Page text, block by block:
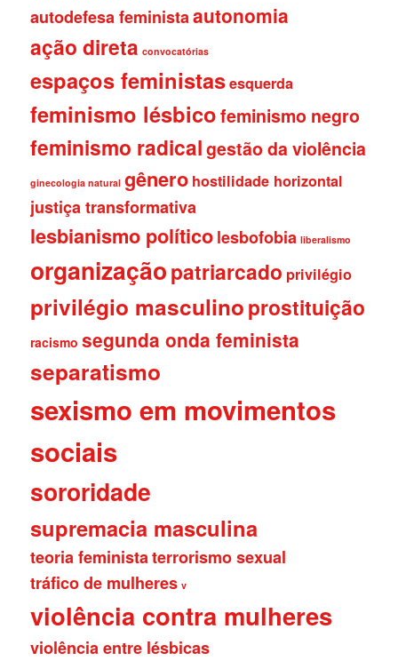
autodefesa feministaautonomia
ação direta convocatórias
espaços feministasesquerda
feminismo lésbicofeminismo negro
feminismo radicalgestão da violência
ginecologia natural gênero hostilidade horizontal
justiça transformativa
lesbianismo políticolesbofobia liberalismo
organizaçãopatriarcado privilégio
privilégio masculinoprostituição
racismo segunda onda feminista
separatismo
sexismo em movimentos
sociais
sororidade
supremacia masculina
teoria feministaterrorismo sexual
tráfico de mulheres v
violência contra mulheres
violência entre lésbicas